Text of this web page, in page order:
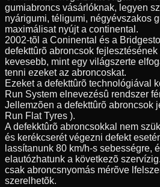
gumiabroncs vásárlóknak, legyen
nyárigumi, téligumi, négyévszakos
maximálisat nyújt a continental.
2002-tõl a Coninental és a
defekttûrõ abroncsok
kevesebb, mint egy világszerte
tenni ezeket az abroncoskat.
Ezeket a defekttûrõ technológiával
Run System elnevezésû rendszer
Jellemzõen a defekttûrõ abroncsok
Run Flat Tyres ).
A defekktûrõ abroncsokkal nem
és kerékcserét végezni defekt
lassítanunk 80 km/h-s sebességre,
elautózhatunk a következõ
csak abroncsnyomás mérõve
szerelhetõk.